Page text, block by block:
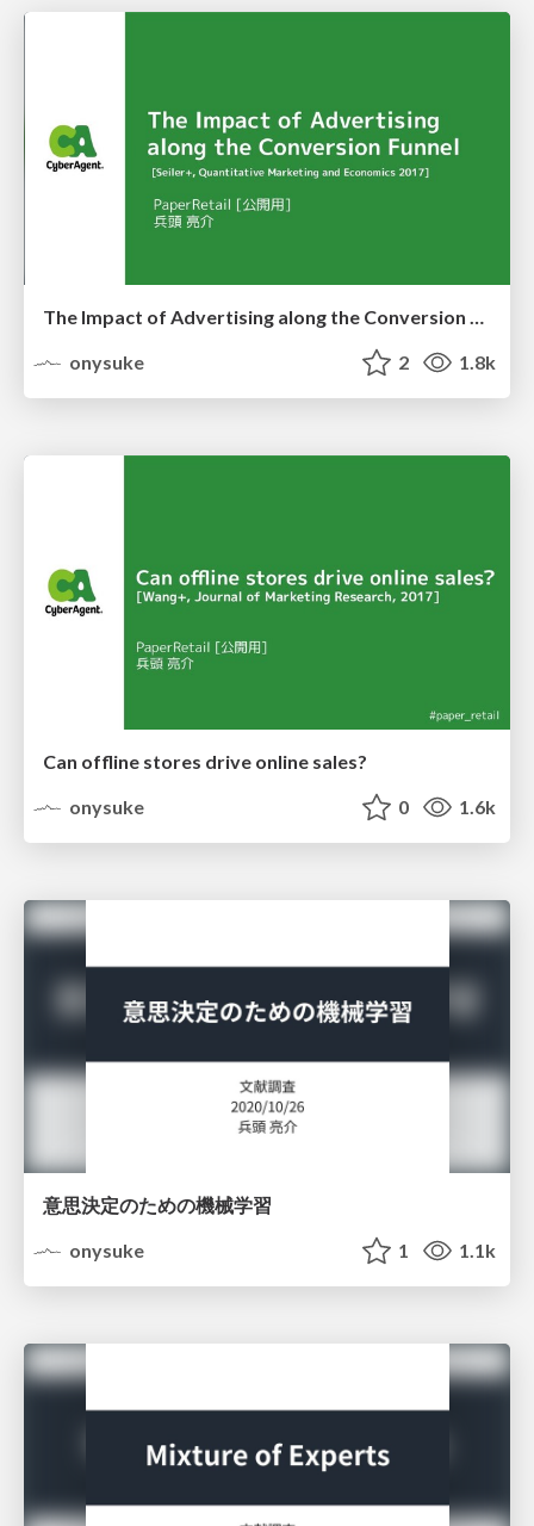
The Impact of Advertising along the Conversion Funnel
onysuke
2 1.8k
Can offline stores drive online sales?
onysuke
0 1.6k
意思決定のための機械学習
onysuke
1 1.1k